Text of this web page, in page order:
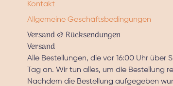
Kontakt
Allgemeine Geschäftsbedingungen
Versand & Rücksendungen
Versand
Alle Bestellungen, die vor 16:00 Uhr
Tag an. Wir tun alles, um die Bestellung
Nachdem die Bestellung aufgegeben